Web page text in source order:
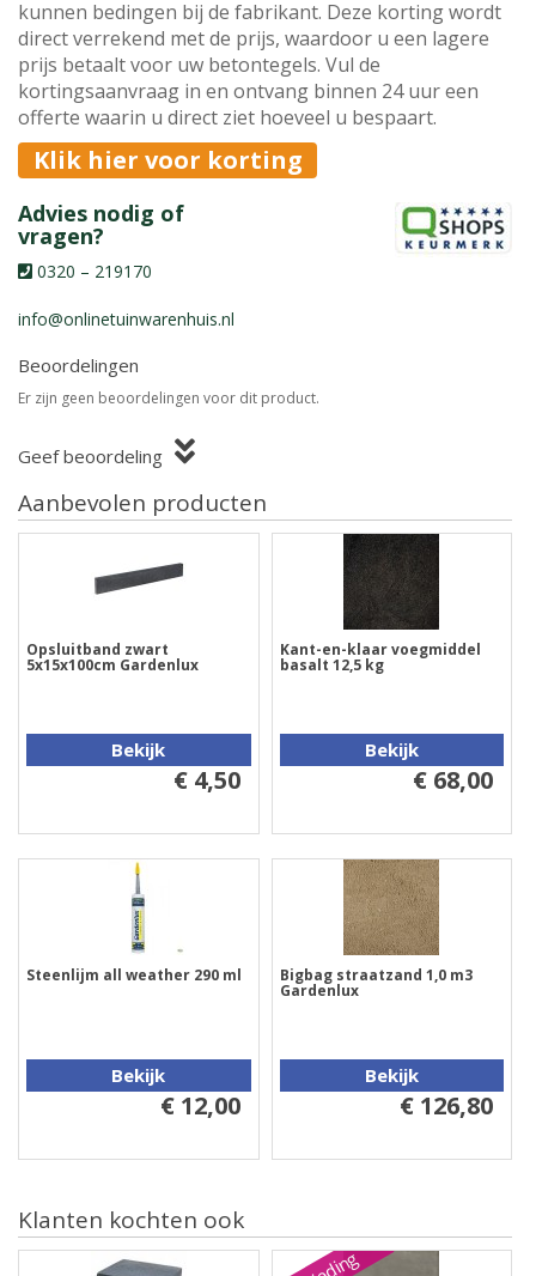
kunnen bedingen bij de fabrikant. Deze korting wordt
direct verrekend met de prijs, waardoor u een lagere
prijs betaalt voor uw betontegels. Vul de
kortingsaanvraag in en ontvang binnen 24 uur een
offerte waarin u direct ziet hoeveel u bespaart.
Klik hier voor korting
Advies nodig of
vragen?
0320 – 219170
info@onlinetuinwarenhuis.nl
Beoordelingen
Er zijn geen beoordelingen voor dit product.
Geef beoordeling
Aanbevolen producten
Opsluitband zwart
5x15x100cm Gardenlux
Bekijk
€ 4,50
Kant-en-klaar voegmiddel
basalt 12,5 kg
Bekijk
€ 68,00
Steenlijm all weather 290 ml
Bekijk
€ 12,00
Bigbag straatzand 1,0 m3
Gardenlux
Bekijk
€ 126,80
Klanten kochten ook